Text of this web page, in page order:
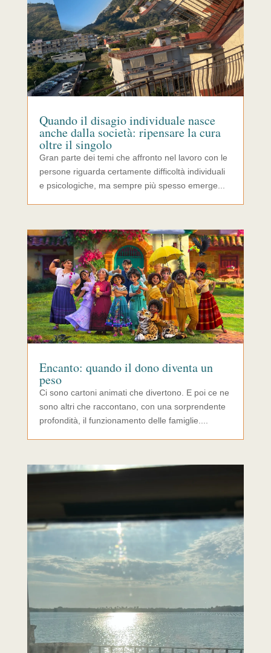
Quando il disagio individuale nasce
anche dalla società: ripensare la cura
oltre il singolo
Gran parte dei temi che affronto nel lavoro con le
persone riguarda certamente difficoltà individuali
e psicologiche, ma sempre più spesso emerge...
Encanto: quando il dono diventa un
peso
Ci sono cartoni animati che divertono. E poi ce ne
sono altri che raccontano, con una sorprendente
profondità, il funzionamento delle famiglie....